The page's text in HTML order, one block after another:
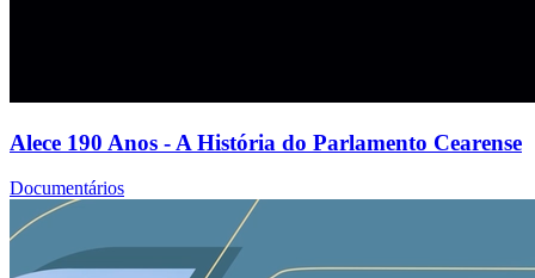
Alece 190 Anos - A História do Parlamento Cearense
Documentários